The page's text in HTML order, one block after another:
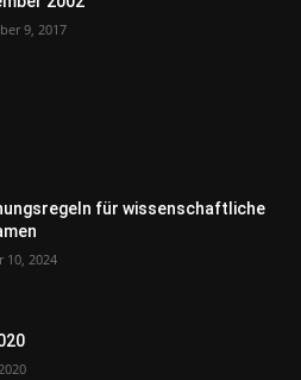
9, 2017
für wissenschaftliche
10, 2024